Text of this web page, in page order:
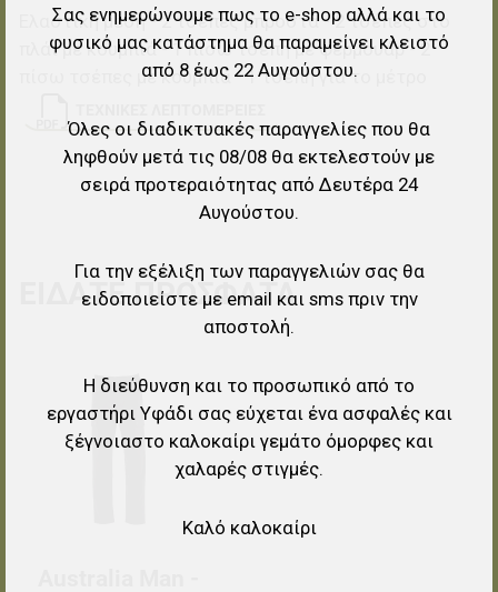
Ελαστική μέση - 2 τσέπες μπροστά - 2 τσέπες στο
πλάι με κουμπιά - 1 πίσω τσέπη με φερμουάρ - 2
πίσω τσέπες με κουμπιά - 1 τσέπη για το μέτρο
ΕΊΔΑΤΕ ΠΡΌΣΦΑΤΑ
Προσθήκη στα αγαπημένα
Προσθήκη για σύγκριση
Γρήγορη ματιά
Σας ενημερώνουμε πως το e-shop αλλά και το
φυσικό μας κατάστημα θα παραμείνει κλειστό
από 8 έως 22 Αυγούστου.
Όλες οι διαδικτυακές παραγγελίες που θα
ληφθούν μετά τις 08/08 θα εκτελεστούν με
σειρά προτεραιότητας από Δευτέρα 24
Αυγούστου.
Για την εξέλιξη των παραγγελιών σας θα
ειδοποιείστε με email και sms πριν την
αποστολή.
Η διεύθυνση και το προσωπικό από το
εργαστήρι Υφάδι σας εύχεται ένα ασφαλές και
ξέγνοιαστο καλοκαίρι γεμάτο όμορφες και
χαλαρές στιγμές.
Καλό καλοκαίρι